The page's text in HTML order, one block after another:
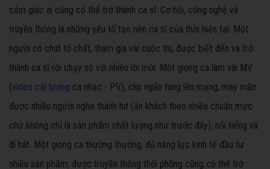
cảm giác ai cũng có thể trở thành ca sĩ. Cơ hội, công nghệ và
truyền thông là những yếu tố tạo nên ca sĩ của thời hiện tại. Một
người có chút tố chất, tham gia vài cuộc thi, được biết đến và trở
thành ca sĩ rồi chạy sô với nhiều lời mời. Một giọng ca làm vài MV
(video cải lương ca nhạc - PV), clip ngắn tung lên mạng, may mắn
được nhiều người nghe thành hit (ăn khách theo nhiều chuẩn mực
chứ không chỉ là sản phẩm chất lượng như trước đây), nổi tiếng và
đi hát. Một giọng ca thường thường, đủ năng lực kinh tế đầu tư
nhiều sản phẩm, được truyền thông thổi phồng cũng có thể trở